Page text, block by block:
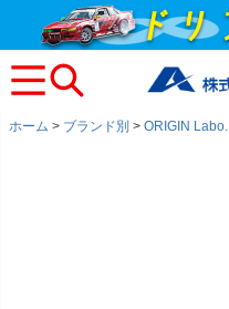
ホーム ブランド別 ORIGIN Labo.